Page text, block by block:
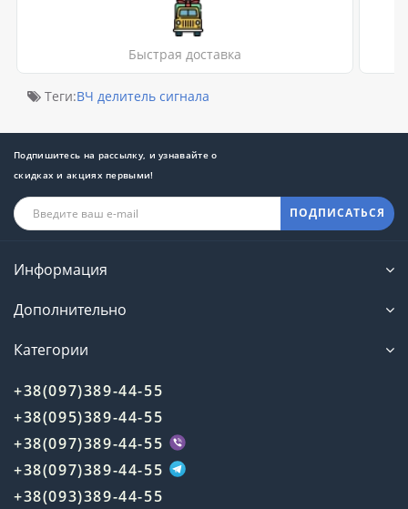
Быстрая доставка
Теги:ВЧ делитель сигнала
Подпишитесь на рассылку, и узнавайте о
скидках и акциях первыми!
ПОДПИСАТЬСЯ
Информация
Дополнительно
Категории
+38(097)389-44-55
+38(095)389-44-55
+38(097)389-44-55
+38(097)389-44-55
+38(093)389-44-55